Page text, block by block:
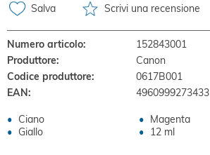
Salva Scrivi una recensione
Numero articolo:
152843001
Produttore:
Canon
Codice produttore:
0617B001
EAN:
4960999273433
Ciano
Magenta
Giallo
12 ml